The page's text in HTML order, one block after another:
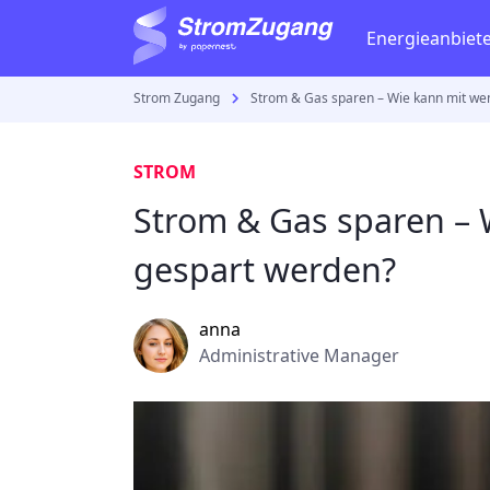
Gasvertrag
Stromanbieter
Stromzähler
Strom anmelden
Aktuelles
Strom Zugang Strom & Gas sparen – Wie kann mit
STROM
Strom & Gas sparen
gespart werden?
anna
Administrative Manager